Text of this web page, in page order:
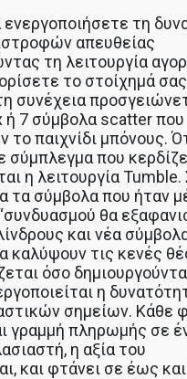
τη
απευθείας
τη λειτουργία
το στοίχημά
συνέχεια
ή 7 σύμβολα scatter που
το παιχνίδι μπόνους.
σύμπλεγμα που
η λειτουργία Tumble.
τα σύμβολα που ήταν
θα
και νέα
καλύψουν τις κενές
όσο
η
σημείων. Κάθε
γραμμή πληρωμής σε
η αξία του
και φτάνει σε έως